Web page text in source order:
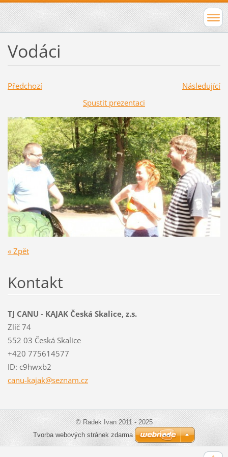
Vodáci
Předchozí
Následující
Spustit prezentaci
« Zpět
Kontakt
TJ CANU - KAJAK Česká Skalice, z.s.
Zlíč 74
552 03 Česká Skalice
+420 775614577
ID: c9hwxb2
canu-kajak@seznam.cz
© Radek Ivan 2011 - 2025
Tvorba webových stránek zdarma